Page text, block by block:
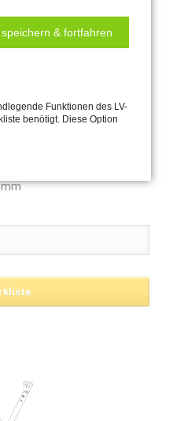
sollen das Herabstürzen
verhindern, falls
mit einer
12mm Lieferumfang: 1x
(ohne Klemmplatte)
& fortfahren
Funktionen des LV-
benötigt. Diese Option